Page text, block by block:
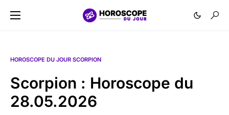
HOROSCOPE DU JOUR SCORPION
Scorpion : Horoscope du
28.05.2026